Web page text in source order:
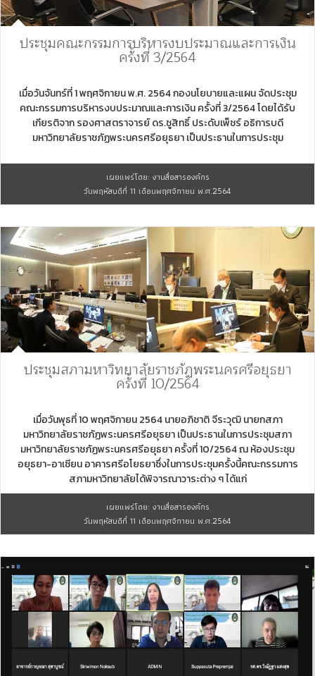
ประชุมคณะกรรมการบริหารงบประมาณและการเงิน
ครั้งที่ 3/2564
เมื่อวันจันทร์ที่ 1 พฤศจิกายน พ.ศ. 2564 กองนโยบายและแผน จัดประชุม
คณะกรรมการบริหารงบประมาณและการเงิน ครั้งที่ 3/2564 โดยได้รับ
เกียรติจาก รองศาสตราจารย์ ดร.ชูสิทธิ์ ประดับเพ็ชร์ อธิการบดี
มหาวิทยาลัยราชภัฏพระนครศรีอยุธยา เป็นประธานในการประชุม
เผยแพร่โดย: งานสื่อสารองค์กร
วันพฤหัสบดีที่ 11 เดือนพฤศจิกายน พ.ศ.2564
ประชุมสภามหาวิทยาลัยราชภัฏพระนครศรีอยุธยา
ครั้งที่ 10/2564
เมื่อวันพุธที่ 10 พฤศจิกายน 2564 นายอภิชาติ จีระวุฒิ นายกสภา
มหาวิทยาลัยราชภัฏพระนครศรีอยุธยา เป็นประธานในการประชุมสภา
มหาวิทยาลัยราชภัฏพระนครศรีอยุธยา ครั้งที่ 10/2564 ณ ห้องประชุม
อยุธยา-อาเซียน อาคารศรีอโยธยาซึ่งในการประชุมครั้งนี้คณะกรรมการ
สภามหาวิทยาลัยได้พิจารณาวาระต่าง ๆ ได้แก่
เผยแพร่โดย: งานสื่อสารองค์กร
วันพฤหัสบดีที่ 11 เดือนพฤศจิกายน พ.ศ.2564